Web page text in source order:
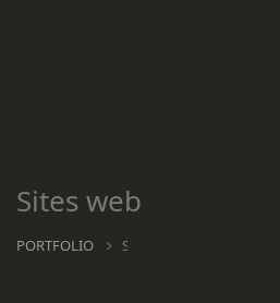
Sites web
PORTFOLIO